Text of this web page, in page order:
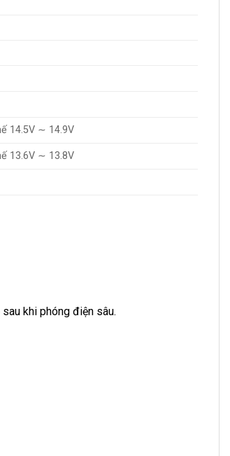
14.5V ∼ 14.9V
13.6V ∼ 13.8V
khi phóng điện sâu.